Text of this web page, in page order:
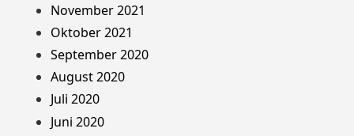
November 2021
Oktober 2021
September 2020
August 2020
Juli 2020
Juni 2020